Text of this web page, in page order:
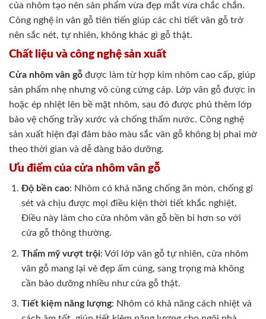
của nhôm tạo nên sản phẩm vừa đẹp mắt vừa chắc chắn.
Công nghệ in vân gỗ tiên tiến giúp các chi tiết vân gỗ trở
nên sắc nét, tự nhiên, không khác gì gỗ thật.
Chất liệu và công nghệ sản xuất
Cửa nhôm vân gỗ được làm từ hợp kim nhôm cao cấp, giúp
sản phẩm nhẹ nhưng vô cùng cứng cáp. Lớp vân gỗ được in
hoặc ép nhiệt lên bề mặt nhôm, sau đó được phủ thêm lớp
bảo vệ chống trầy xước và chống thấm nước. Công nghệ
sản xuất hiện đại đảm bảo màu sắc vân gỗ không bị phai mờ
theo thời gian và dễ dàng bảo dưỡng.
Ưu điểm của cửa nhôm vân gỗ
Độ bền cao: Nhôm có khả năng chống ăn mòn, chống gỉ
sét và chịu được mọi điều kiện thời tiết khắc nghiệt.
Điều này làm cho cửa nhôm vân gỗ bền bỉ hơn so với
cửa gỗ thông thường.
Thẩm mỹ vượt trội: Với lớp vân gỗ tự nhiên, cửa nhôm
vân gỗ mang lại vẻ đẹp ấm cúng, sang trọng mà không
cần bảo dưỡng nhiều như cửa gỗ thật.
Tiết kiệm năng lượng: Nhôm có khả năng cách nhiệt và